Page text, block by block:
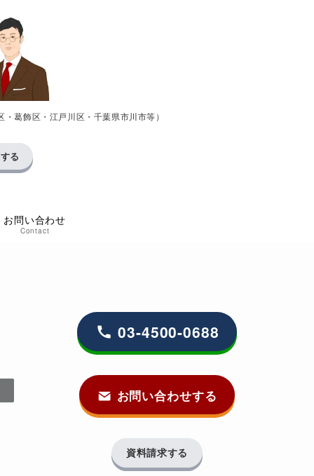
葛飾区・江戸川区・千葉県市川市等）
お問い合わせ
Contact
る
03-4500-0688
お問い合わせする
資料請求する